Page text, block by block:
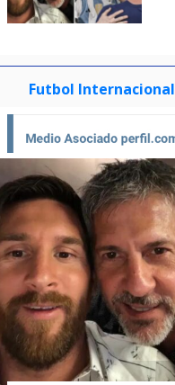
Futbol Internacional